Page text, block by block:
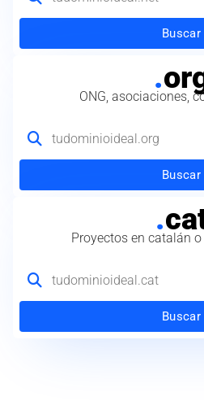
Buscar
.
ONG, asociaciones,
Buscar
.
Proyectos en catalán
Buscar